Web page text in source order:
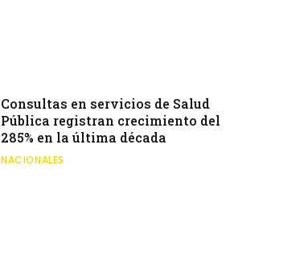
Consultas en servicios de Salud
Pública registran crecimiento del
285% en la última década
NACIONALES